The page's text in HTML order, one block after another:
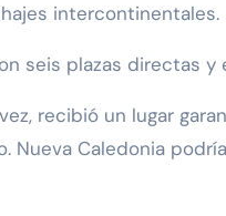
intercontinentales.
seis plazas directas
recibió un lugar
Nueva Caledonia